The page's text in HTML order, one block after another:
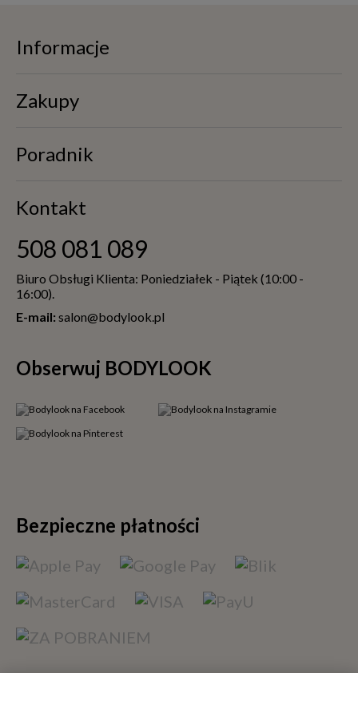
Informacje
Zakupy
Poradnik
Kontakt
508 081 089
Biuro Obsługi Klienta: Poniedziałek - Piątek (10:00 -
16:00).
E-mail: salon@bodylook.pl
Obserwuj BODYLOOK
Bezpieczne płatności